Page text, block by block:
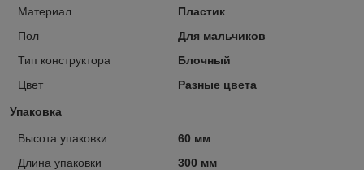
Материал
Пластик
Пол
Для мальчиков
Тип конструктора
Блочный
Цвет
Разные цвета
Упаковка
Высота упаковки
60 мм
Длина упаковки
300 мм